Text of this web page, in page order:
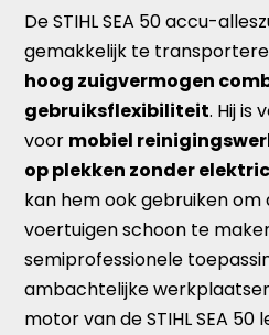
De STIHL SEA 50 accu-
gemakkelijk te
hoog zuigvermogen
gebruiksflexibiliteit. Hij is
voor mobiel
op plekken zonder
kan hem ook gebruiken
voertuigen schoon te
semiprofessionele
ambachtelijke
motor van de STIHL SEA 50